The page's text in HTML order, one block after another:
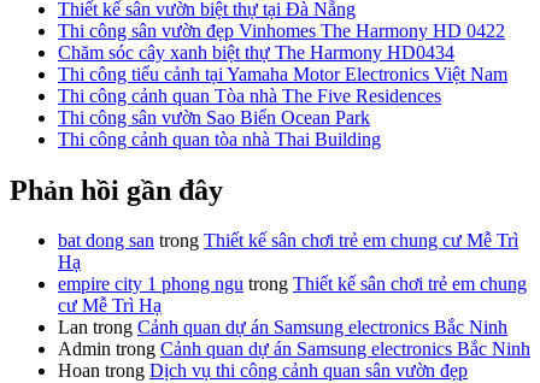
Thiết kế sân vườn biệt thự tại Đà Nẵng
Thi công sân vườn đẹp Vinhomes The Harmony HD 0422
Chăm sóc cây xanh biệt thự The Harmony HD0434
Thi công tiểu cảnh tại Yamaha Motor Electronics Việt Nam
Thi công cảnh quan Tòa nhà The Five Residences
Thi công sân vườn Sao Biển Ocean Park
Thi công cảnh quan tòa nhà Thai Building
Phản hồi gần đây
bat dong san trong Thiết kế sân chơi trẻ em chung cư Mễ Trì
Hạ
empire city 1 phong ngu trong Thiết kế sân chơi trẻ em chung
cư Mễ Trì Hạ
Lan trong Cảnh quan dự án Samsung electronics Bắc Ninh
Admin trong Cảnh quan dự án Samsung electronics Bắc Ninh
Hoan trong Dịch vụ thi công cảnh quan sân vườn đẹp